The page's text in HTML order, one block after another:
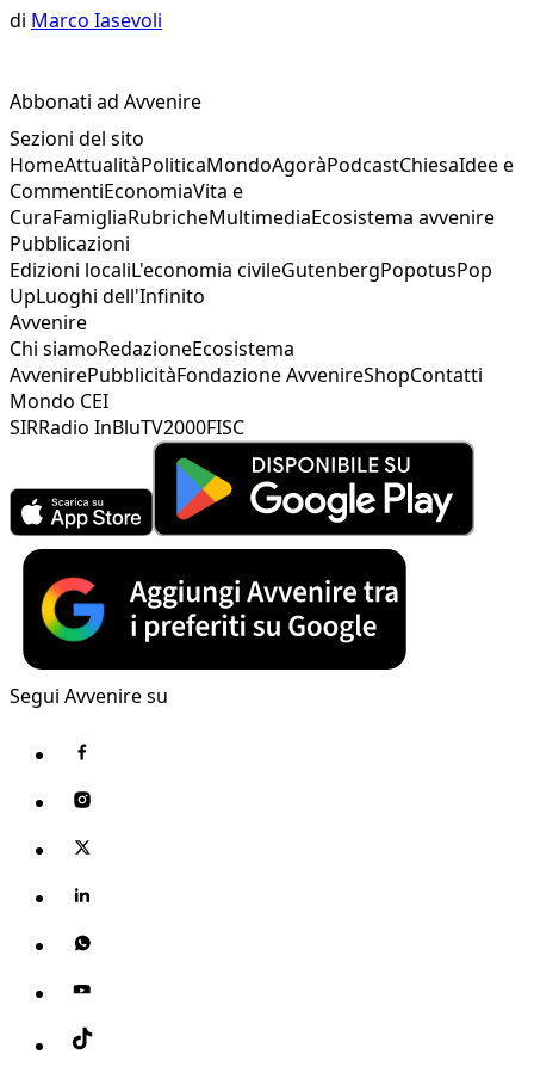
di Marco Iasevoli
Abbonati ad Avvenire
Sezioni del sito
HomeAttualitàPoliticaMondoAgoràPodcastChiesaIdee e
CommentiEconomiaVita e
CuraFamigliaRubricheMultimediaEcosistema avvenire
Pubblicazioni
Edizioni localiL'economia civileGutenbergPopotusPop
UpLuoghi dell'Infinito
Avvenire
Chi siamoRedazioneEcosistema
AvvenirePubblicitàFondazione AvvenireShopContatti
Mondo CEI
SIRRadio InBluTV2000FISC
Segui Avvenire su